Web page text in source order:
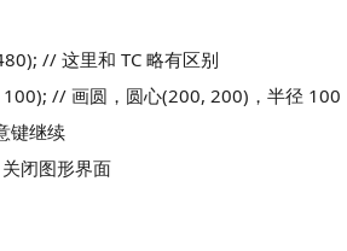
// 这里和 TC 略有区别
// 画圆，圆心(200, 200)，半径 100
键继续
闭图形界面